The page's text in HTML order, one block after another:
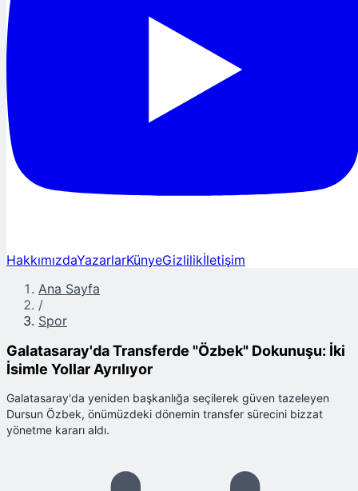
HakkımızdaYazarlarKünyeGizlilikİletişim
Ana Sayfa
/
Spor
Galatasaray'da Transferde "Özbek" Dokunuşu: İki
İsimle Yollar Ayrılıyor
Galatasaray'da yeniden başkanlığa seçilerek güven tazeleyen
Dursun Özbek, önümüzdeki dönemin transfer sürecini bizzat
yönetme kararı aldı.